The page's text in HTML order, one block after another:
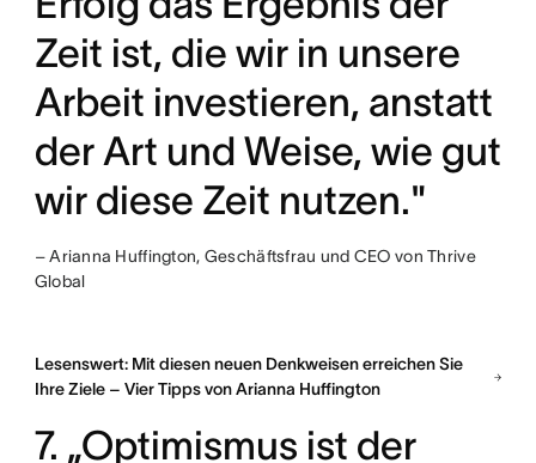
Zeit ist, die wir in unsere
Arbeit investieren, anstatt
der Art und Weise, wie gut
wir diese Zeit nutzen."
– Arianna Huffington, Geschäftsfrau und CEO von Thrive
Global
Lesenswert: Mit diesen neuen Denkweisen erreichen Sie
Ihre Ziele – Vier Tipps von Arianna Huffington
7. „Optimismus ist der